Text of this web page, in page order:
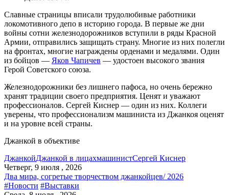
Славные страницы вписали трудолюбивые работники
локомотивного депо в историю города. В первые же дни
войны сотни железнодорожников вступили в ряды Красной
Армии, отправились защищать страну. Многие из них полегли
на фронтах, многие награждены орденами и медалями. Один
из бойцов — Яков Чапичев — удостоен высокого звания
Герой Советского союза.
Железнодорожники без лишнего пафоса, но очень бережно
хранят традиции своего предприятия. Ценят и уважают
профессионалов. Сергей Киснер — один из них. Коллеги
уверены, что профессионализм машиниста из Джанкоя оценят
и на уровне всей страны.
Джанкой в объективе
ДжанкойДжанкой в лицахмашинистСергей Киснер
Четверг, 9 июля , 2026
Два мира, согретые творчеством джанкойцев/ 2026
#Новости #Выставки